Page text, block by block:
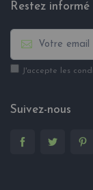
Restez informé
J'accepte les
Suivez-nous